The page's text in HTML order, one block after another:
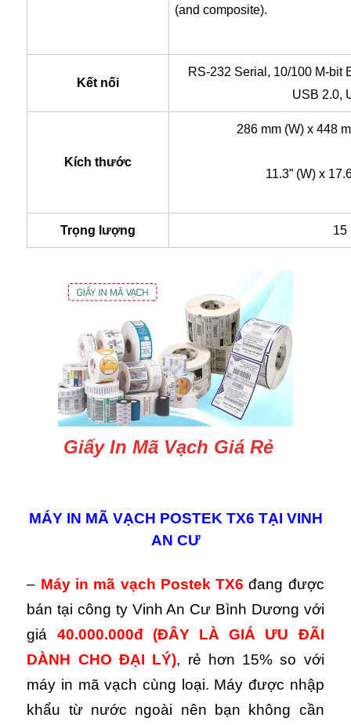
(and composite).
Kết nối
RS-232 Serial, 10/100 M-bit
USB 2.0,
Kích thước
286 mm (W) x 448
11.3” (W) x
Trọng lượng 15
Giấy In Mã Vạch Giá Rẻ
MÁY IN MÃ VẠCH POSTEK TX6 TẠI VINH
AN CƯ
– Máy in mã vạch Postek TX6đang được
bán tại công ty Vinh An Cư Bình Dương với
giá 40.000.000đ (ĐÂY LÀ GIÁ ƯU ĐÃI
DÀNH CHO ĐẠI LÝ), rẻ hơn 15% so với
máy in mã vạch cùng loại. Máy được nhập
khẩu từ nước ngoài nên bạn không cần